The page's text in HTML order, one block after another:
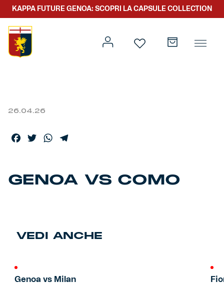
Prima squadra
Primavera
Settore giovanile
Kit gara
Kappa Futur Genoa
Pre Match
KAPPA FUTURE GENOA: SCOPRI LA CAPSULE COLLECTION
26.04.26
Facebook
TwitterWhatsApp
GENOA VS COMO
VEDI ANCHE
Genoa vs Milan